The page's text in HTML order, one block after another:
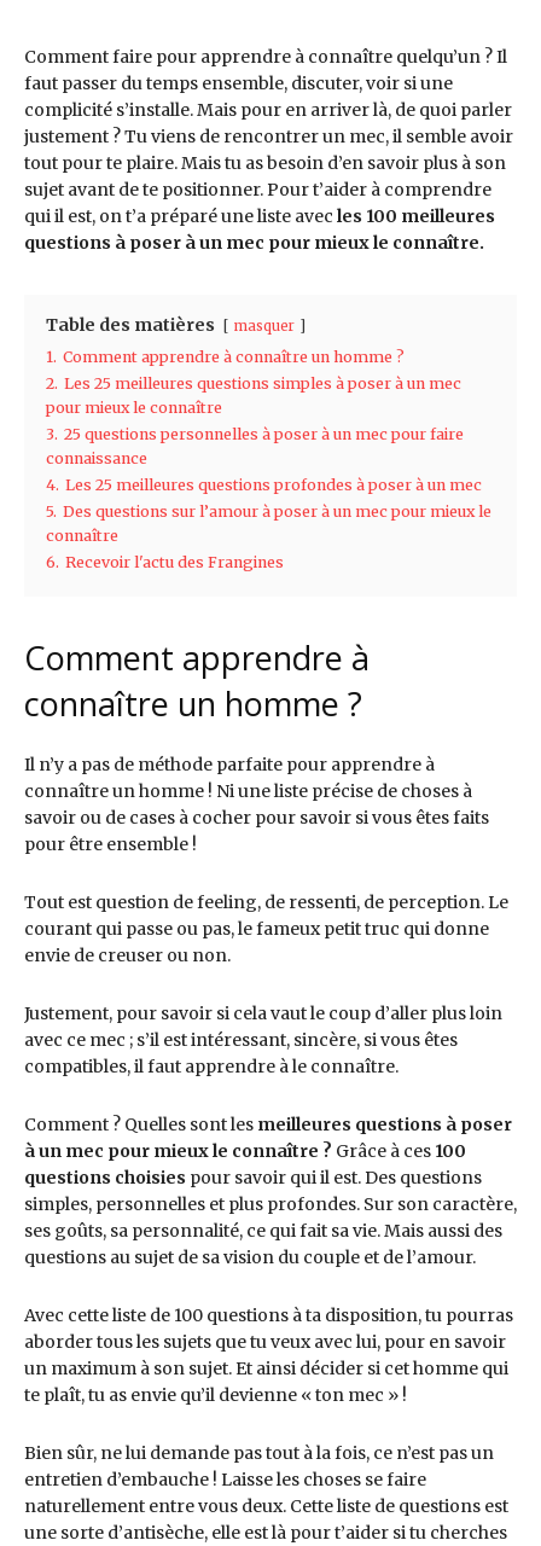
Comment faire pour apprendre à connaître quelqu’un ? Il
faut passer du temps ensemble, discuter, voir si une
complicité s’installe. Mais pour en arriver là, de quoi parler
justement ? Tu viens de rencontrer un mec, il semble avoir
tout pour te plaire. Mais tu as besoin d’en savoir plus à son
sujet avant de te positionner. Pour t’aider à comprendre
qui il est, on t’a préparé une liste avec les 100 meilleures
questions à poser à un mec pour mieux le connaître.
Table des matières masquer
1. Comment apprendre à connaître un homme ?
2. Les 25 meilleures questions simples à poser à un mec
pour mieux le connaître
3. 25 questions personnelles à poser à un mec pour faire
connaissance
4. Les 25 meilleures questions profondes à poser à un mec
5. Des questions sur l’amour à poser à un mec pour mieux le
connaître
6. Recevoir l'actu des Frangines
Comment apprendre à
connaître un homme ?
Il n’y a pas de méthode parfaite pour apprendre à
connaître un homme ! Ni une liste précise de choses à
savoir ou de cases à cocher pour savoir si vous êtes faits
pour être ensemble !
Tout est question de feeling, de ressenti, de perception. Le
courant qui passe ou pas, le fameux petit truc qui donne
envie de creuser ou non.
Justement, pour savoir si cela vaut le coup d’aller plus loin
avec ce mec ; s’il est intéressant, sincère, si vous êtes
compatibles, il faut apprendre à le connaître.
Comment ? Quelles sont les meilleures questions à poser
à un mec pour mieux le connaître ? Grâce à ces 100
questions choisies pour savoir qui il est. Des questions
simples, personnelles et plus profondes. Sur son caractère,
ses goûts, sa personnalité, ce qui fait sa vie. Mais aussi des
questions au sujet de sa vision du couple et de l’amour.
Avec cette liste de 100 questions à ta disposition, tu pourras
aborder tous les sujets que tu veux avec lui, pour en savoir
un maximum à son sujet. Et ainsi décider si cet homme qui
te plaît, tu as envie qu’il devienne « ton mec » !
Bien sûr, ne lui demande pas tout à la fois, ce n’est pas un
entretien d’embauche ! Laisse les choses se faire
naturellement entre vous deux. Cette liste de questions est
une sorte d’antisèche, elle est là pour t’aider si tu cherches